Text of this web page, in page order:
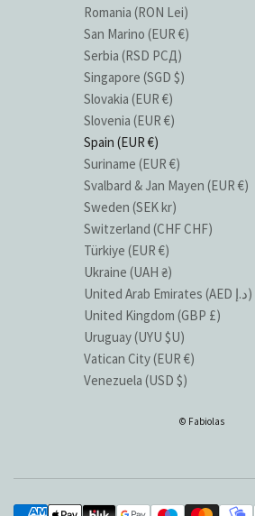
Romania (RON Lei)
San Marino (EUR €)
Serbia (RSD РСД)
Singapore (SGD $)
Slovakia (EUR €)
Slovenia (EUR €)
Spain (EUR €)
Suriname (EUR €)
Svalbard & Jan Mayen (EUR €)
Sweden (SEK kr)
Switzerland (CHF CHF)
Türkiye (EUR €)
Ukraine (UAH ₴)
United Arab Emirates (AED د.إ)
United Kingdom (GBP £)
Uruguay (UYU $U)
Vatican City (EUR €)
Venezuela (USD $)
© Fabiolas